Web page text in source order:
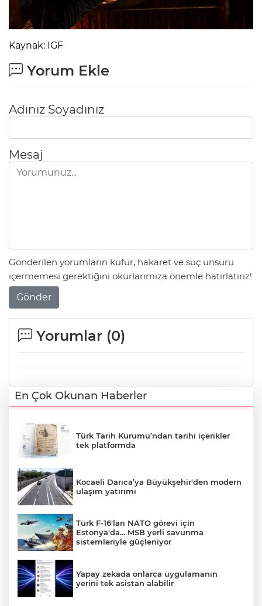
Kaynak: IGF
Yorum Ekle
Adınız Soyadınız
Mesaj
Gönderilen yorumların küfür, hakaret ve suç unsuru
içermemesi gerektiğini okurlarımıza önemle hatırlatırız!
Gönder
Yorumlar (0)
En Çok Okunan Haberler
Türk Tarih Kurumu’ndan tarihi içerikler
tek platformda
Kocaeli Darıca’ya Büyükşehir'den modern
ulaşım yatırımı
Türk F-16'ları NATO görevi için
Estonya'da... MSB yerli savunma
sistemleriyle güçleniyor
Yapay zekada onlarca uygulamanın
yerini tek asistan alabilir